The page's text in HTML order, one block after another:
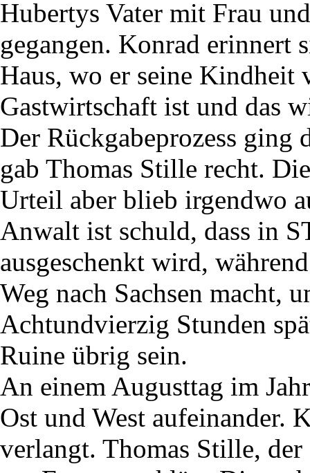
Hubertys Vater mit Frau
gegangen. Konrad erinnert
Haus, wo er seine Kindheit
Gastwirtschaft ist und das
Der Rückgabeprozess ging
gab Thomas Stille recht.
Urteil aber blieb irgendwo
Anwalt ist schuld, dass in
ausgeschenkt wird,
Weg nach Sachsen macht,
Achtundvierzig Stunden
Ruine übrig sein.
An einem Augusttag im
Ost und West aufeinander.
verlangt. Thomas Stille,